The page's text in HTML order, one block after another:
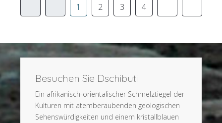
1 2 3 4
Besuchen Sie Dschibuti
Ein afrikanisch-orientalischer Schmelztiegel der
Kulturen mit atemberaubenden geologischen
Sehenswürdigkeiten und einem kristallblauen